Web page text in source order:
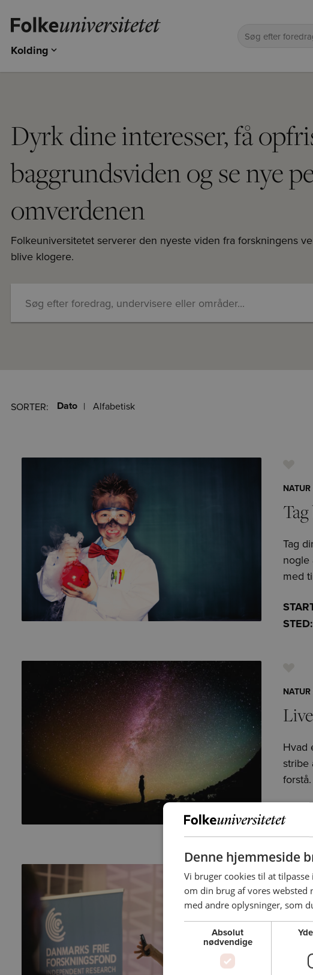
Kolding
Odense
Dyrk dine interesser, få
baggrundsviden og se nye
omverdenen
Folkeuniversitetet serverer den nyeste viden fra forskningens
blive klogere.
SORTER: Dato Alfabetisk
Tag
nogle
med
STED:
Hvad
stribe
forstå.
STED:
vin
Denne hjemmeside
Vi bruger cookies til at
om din brug af vores websted
med andre oplysninger, som
Absolut
nødvendige